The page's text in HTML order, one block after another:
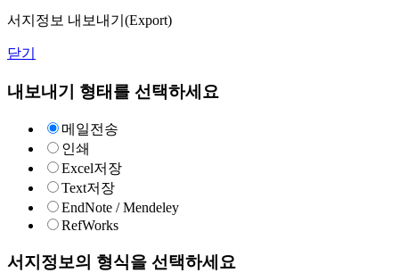
서지정보 내보내기(Export)
닫기
내보내기 형태를 선택하세요
메일전송
인쇄
Excel저장
Text저장
EndNote / Mendeley
RefWorks
서지정보의 형식을 선택하세요